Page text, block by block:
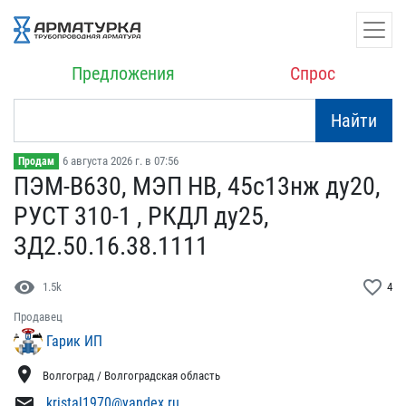
Предложения Спрос
Найти
Продам 6 августа 2026 г. в 07:56
ПЭМ-В630, МЭП НВ, 45с13н​ж ду20,
РУСТ 310-1 , РК​ДЛ ду25,
ЗД2.50.16.38.11​11
visibility 1.5k favorite_border 4
Продавец
Гарик ИП
location_on Волгоград / Волгоградская область